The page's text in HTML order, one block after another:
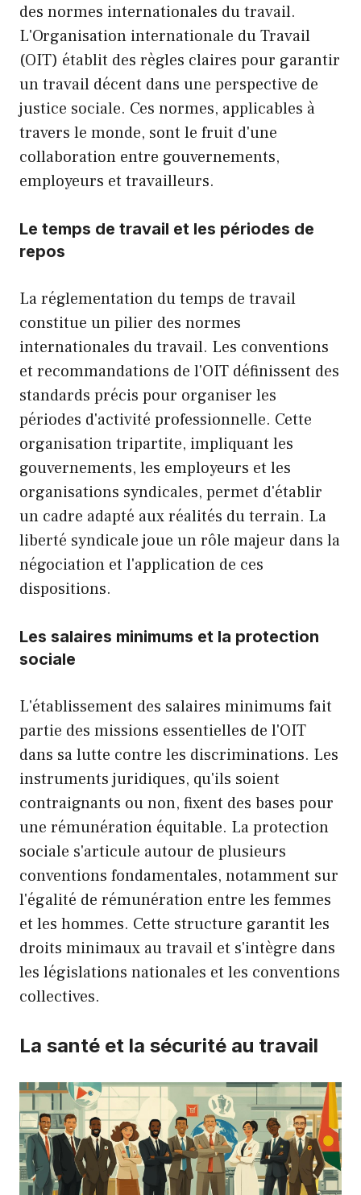
des normes internationales du travail.
L'Organisation internationale du Travail
(OIT) établit des règles claires pour garantir
un travail décent dans une perspective de
justice sociale. Ces normes, applicables à
travers le monde, sont le fruit d'une
collaboration entre gouvernements,
employeurs et travailleurs.
Le temps de travail et les périodes de
repos
La réglementation du temps de travail
constitue un pilier des normes
internationales du travail. Les conventions
et recommandations de l'OIT définissent des
standards précis pour organiser les
périodes d'activité professionnelle. Cette
organisation tripartite, impliquant les
gouvernements, les employeurs et les
organisations syndicales, permet d'établir
un cadre adapté aux réalités du terrain. La
liberté syndicale joue un rôle majeur dans la
négociation et l'application de ces
dispositions.
Les salaires minimums et la protection
sociale
L'établissement des salaires minimums fait
partie des missions essentielles de l'OIT
dans sa lutte contre les discriminations. Les
instruments juridiques, qu'ils soient
contraignants ou non, fixent des bases pour
une rémunération équitable. La protection
sociale s'articule autour de plusieurs
conventions fondamentales, notamment sur
l'égalité de rémunération entre les femmes
et les hommes. Cette structure garantit les
droits minimaux au travail et s'intègre dans
les législations nationales et les conventions
collectives.
La santé et la sécurité au travail